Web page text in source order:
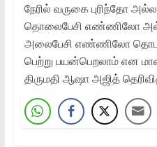
நேரில் வருகை புரிந்தோ
தொலைபேசி எண்ணிலோ
அலைபேசி எண்ணிலோ
பெற்று பயன்பெறலாம் என
திருமதி ஆஷா அஜித்